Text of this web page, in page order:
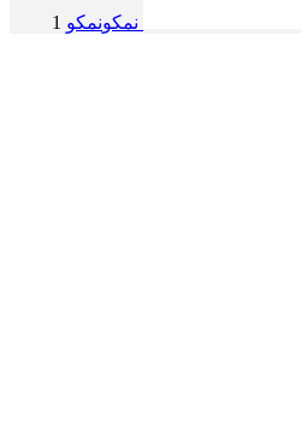
نمکونمکو 1